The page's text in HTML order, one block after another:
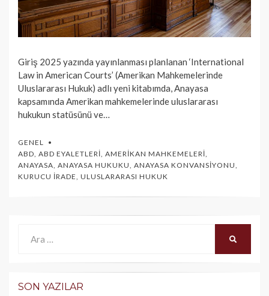
Giriş 2025 yazında yayınlanması planlanan ‘International
Law in American Courts’ (Amerikan Mahkemelerinde
Uluslararası Hukuk) adlı yeni kitabımda, Anayasa
kapsamında Amerikan mahkemelerinde uluslararası
hukukun statüsünü ve…
GENEL
ABD, ABD EYALETLERI, AMERIKAN MAHKEMELERI,
ANAYASA, ANAYASA HUKUKU, ANAYASA KONVANSIYONU,
KURUCU İRADE, ULUSLARARASI HUKUK
SON YAZILAR